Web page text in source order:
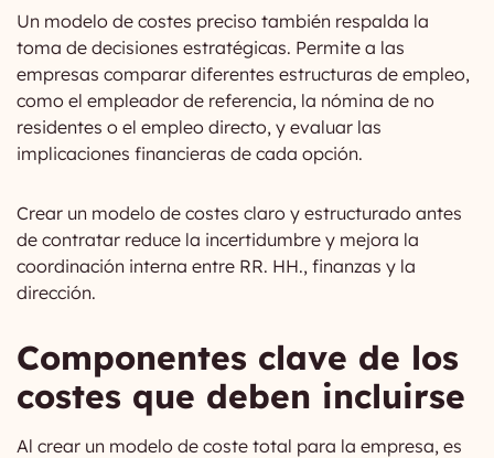
Un modelo de costes preciso también respalda la
toma de decisiones estratégicas. Permite a las
empresas comparar diferentes estructuras de empleo,
como el empleador de referencia, la nómina de no
residentes o el empleo directo, y evaluar las
implicaciones financieras de cada opción.
Crear un modelo de costes claro y estructurado antes
de contratar reduce la incertidumbre y mejora la
coordinación interna entre RR. HH., finanzas y la
dirección.
Componentes clave de los
costes que deben incluirse
Al crear un modelo de coste total para la empresa, es